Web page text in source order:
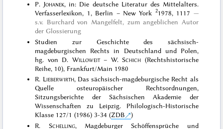
P. Johanek, in: Die deutsche Literatur des Mittelalters.
Verfasserlexikon, 1, Berlin – New York 21978, 1117
s.v. Burchard von Mangelfelt, zum angeblichen Autor
der Glossierung
Studien zur Geschichte des sächsisch-
magdeburgischen Rechts in Deutschland und Polen,
hg. von D. Willoweit– W. Schich (Rechtshistorische
Reihe, 10), Frankfurt/Main 1980
R. Lieberwirth, Das sächsisch-magdeburgische Recht als
Quelle osteuropäischer Rechtsordnungen,
Sitzungsberichte der Sächsischen Akademie der
Wissenschaften zu Leipzig. Philologisch-Historische
Klasse 127/1 (1986) 3-34 (ZDB
)
R. Schelling, Magdeburger Schöffensprüche und